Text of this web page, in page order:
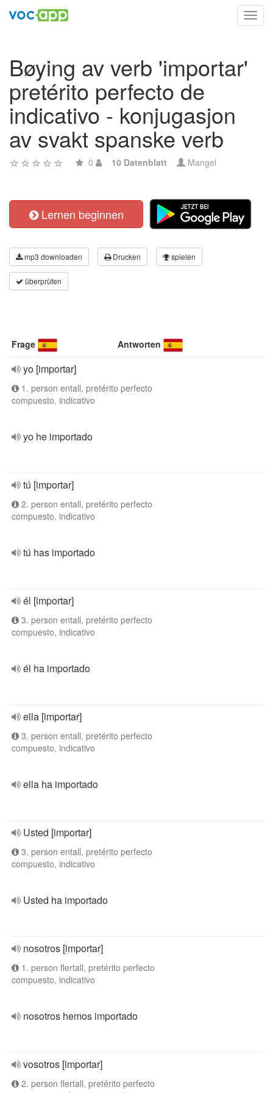
Bøying av verb 'importar'
pretérito perfecto de
indicativo - konjugasjon
av svakt spanske verb
0 10 Datenblatt Mangel
Lernen beginnen
mp3 downloaden Drucken spielen
überprüfen
Frage Antworten
yo [importar]
1. person entall, pretérito perfecto
compuesto, indicativo
yo he importado
tú [importar]
2. person entall, pretérito perfecto
compuesto, indicativo
tú has importado
él [importar]
3. person entall, pretérito perfecto
compuesto, indicativo
él ha importado
ella [importar]
3. person entall, pretérito perfecto
compuesto, indicativo
ella ha importado
Usted [importar]
3. person entall, pretérito perfecto
compuesto, indicativo
Usted ha importado
nosotros [importar]
1. person flertall, pretérito perfecto
compuesto, indicativo
nosotros hemos importado
vosotros [importar]
2. person flertall, pretérito perfecto